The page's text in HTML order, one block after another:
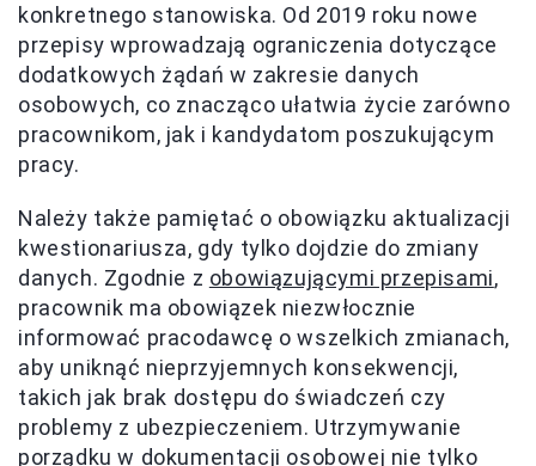
konkretnego stanowiska. Od 2019 roku nowe
przepisy wprowadzają ograniczenia dotyczące
dodatkowych żądań w zakresie danych
osobowych, co znacząco ułatwia życie zarówno
pracownikom, jak i kandydatom poszukującym
pracy.
Należy także pamiętać o obowiązku aktualizacji
kwestionariusza, gdy tylko dojdzie do zmiany
danych. Zgodnie z obowiązującymi przepisami,
pracownik ma obowiązek niezwłocznie
informować pracodawcę o wszelkich zmianach,
aby uniknąć nieprzyjemnych konsekwencji,
takich jak brak dostępu do świadczeń czy
problemy z ubezpieczeniem. Utrzymywanie
porządku w dokumentacji osobowej nie tylko